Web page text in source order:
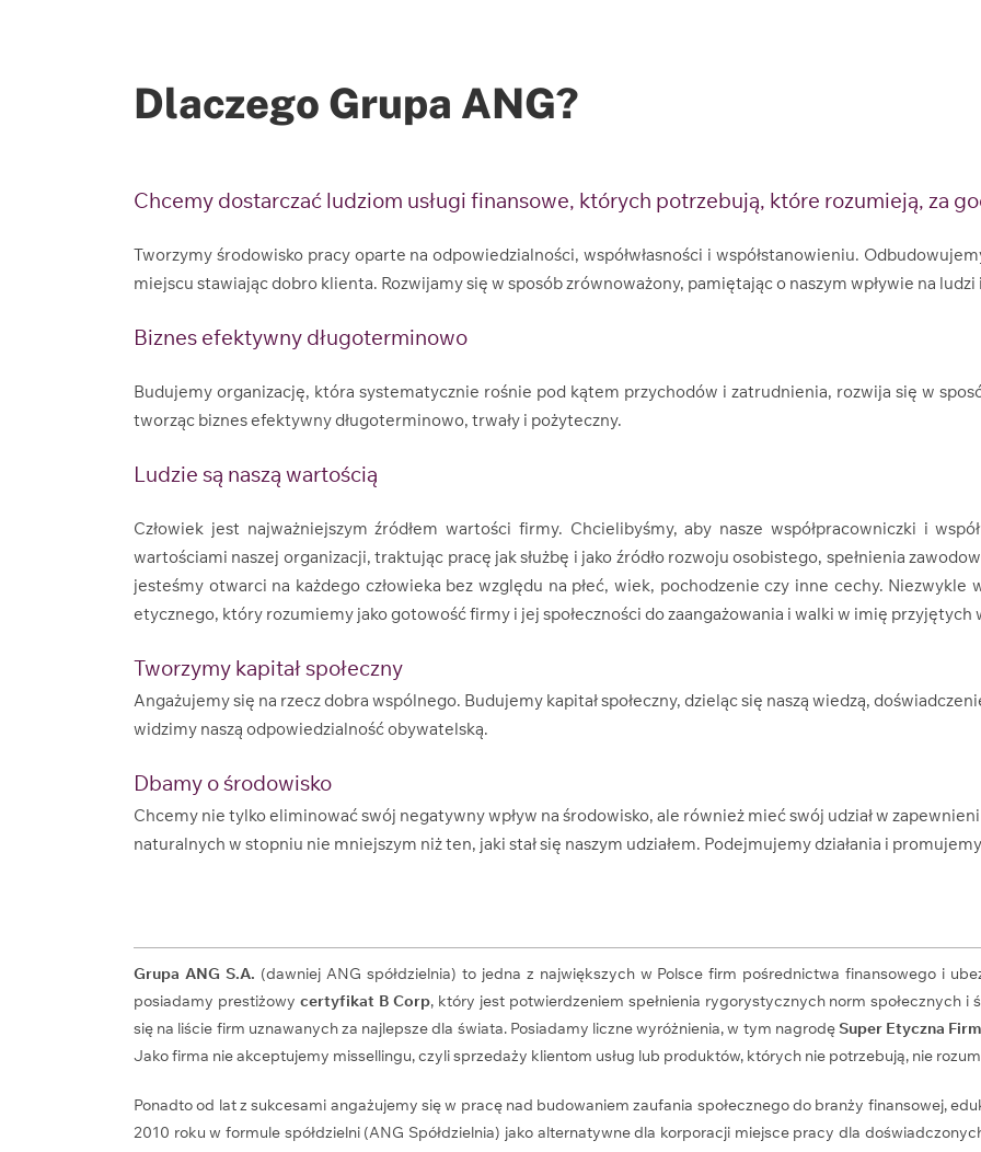
Dlaczego Grupa ANG?
Chcemy dostarczać ludziom usługi finansowe, których potrzebują, które rozumieją, za
Tworzymy środowisko pracy oparte na odpowiedzialności, współwłasności i współstanowieniu.
miejscu stawiając dobro klienta. Rozwijamy się w sposób zrównoważony, pamiętając o naszym wpływie na ludzi
Biznes efektywny długoterminowo
Budujemy organizację, która systematycznie rośnie pod kątem przychodów i zatrudnienia, rozwija się w
tworząc biznes efektywny długoterminowo, trwały i pożyteczny.
Ludzie są naszą wartością
Człowiek jest najważniejszym źródłem wartości firmy. Chcielibyśmy, aby nasze współpracowniczki i
wartościami naszej organizacji, traktując pracę jak służbę i jako źródło rozwoju osobistego, spełnienia
jesteśmy otwarci na każdego człowieka bez względu na płeć, wiek, pochodzenie czy inne cechy. Niezwykle
etycznego, który rozumiemy jako gotowość firmy i jej społeczności do zaangażowania i walki w imię przyjętych
Tworzymy kapitał społeczny
Angażujemy się na rzecz dobra wspólnego. Budujemy kapitał społeczny, dzieląc się naszą wiedzą,
widzimy naszą odpowiedzialność obywatelską.
Dbamy o środowisko
Chcemy nie tylko eliminować swój negatywny wpływ na środowisko, ale również mieć swój udział w
naturalnych w stopniu nie mniejszym niż ten, jaki stał się naszym udziałem. Podejmujemy działania i
Grupa ANG S.A. (dawniej ANG spółdzielnia) to jedna z największych w Polsce firm pośrednictwa finansowego i
posiadamy prestiżowy certyfikat B Corp, który jest potwierdzeniem spełnienia rygorystycznych norm społecznych i
się na liście firm uznawanych za najlepsze dla świata. Posiadamy liczne wyróżnienia, w tym nagrodęSuper Etyczna
Jako firma nie akceptujemy missellingu, czyli sprzedaży klientom usług lub produktów, których nie potrzebują, nie
Ponadto od lat z sukcesami angażujemy się w pracę nad budowaniem zaufania społecznego do branży finansowej,
2010 roku w formule spółdzielni (ANG Spółdzielnia) jako alternatywne dla korporacji miejsce pracy dla